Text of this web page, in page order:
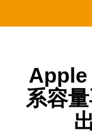
Apple
系容